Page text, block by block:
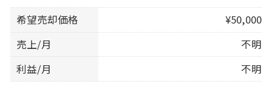
希望売却価格
¥50,000
売上/月
不明
利益/月
不明